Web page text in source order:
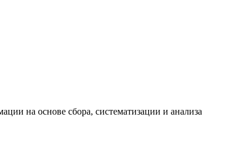
на основе сбора, систематизации и анализа